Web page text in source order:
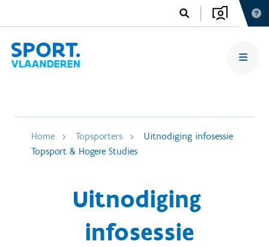
Home Topsporters
Uitnodiging infosessie
Topsport & Hogere Studies
Uitnodiging
infosessie